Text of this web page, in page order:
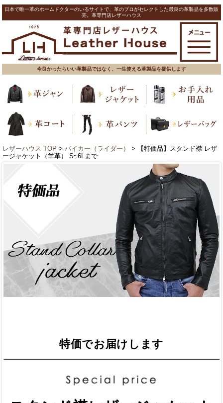
日本で唯一革のホームドクターのいるサイトで、革のプロがセレクトした最良の革製品を多数販
売。革専門店レザーハウス
今良かったらいい革製品ではなく、一生使える革製品を提供します
レザーハウス TOP > バイカー（ライダー）
> 【特価品】スタンド襟 レザ
ージャケット（羊革） S~6Lまで
特価でお届けします